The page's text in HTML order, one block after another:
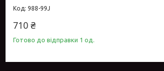
988-99J
710 ₴
Готово до відправки 1 од.